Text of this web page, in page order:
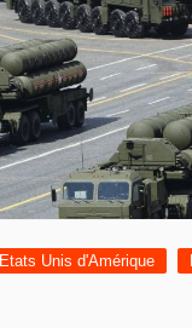
Etats Unis d'Amérique